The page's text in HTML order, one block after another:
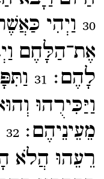
30 וַיְהִי
אֶת־​הַלָּחֶם
לָהֶם׃ 31
וַיַּכִּירֻהוּ
מֵעֵינֵיהֶם׃32
רֵעֵהוּ הֲלֹא